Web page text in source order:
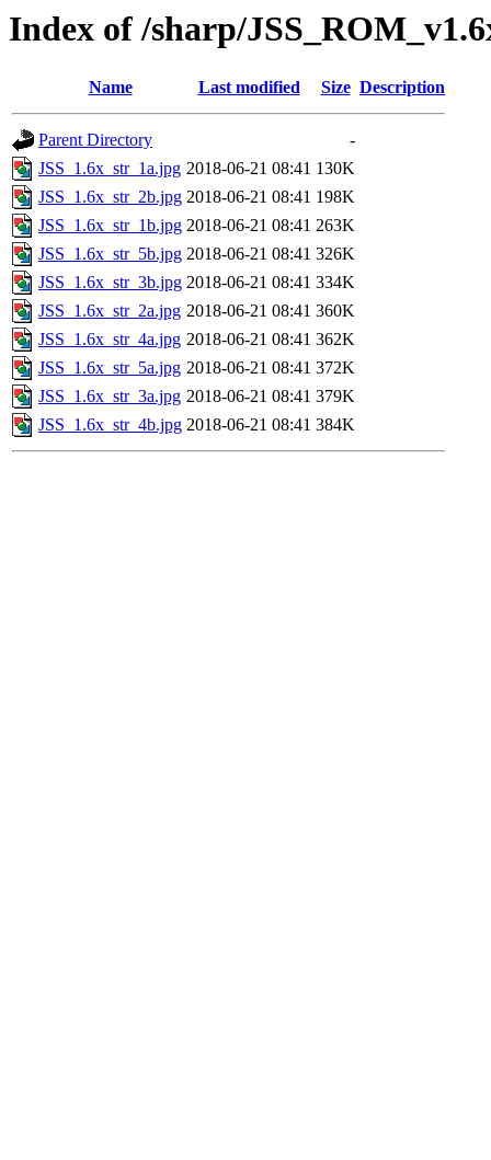
Index of /sharp/
Name Last modified Size Description
Parent Directory
-
JSS_1.6x_str_1a.jpg 2018-06-21 08:41 130K
JSS_1.6x_str_2b.jpg 2018-06-21 08:41 198K
JSS_1.6x_str_1b.jpg 2018-06-21 08:41 263K
JSS_1.6x_str_5b.jpg 2018-06-21 08:41 326K
JSS_1.6x_str_3b.jpg 2018-06-21 08:41 334K
JSS_1.6x_str_2a.jpg 2018-06-21 08:41 360K
JSS_1.6x_str_4a.jpg 2018-06-21 08:41 362K
JSS_1.6x_str_5a.jpg 2018-06-21 08:41 372K
JSS_1.6x_str_3a.jpg 2018-06-21 08:41 379K
JSS_1.6x_str_4b.jpg 2018-06-21 08:41 384K